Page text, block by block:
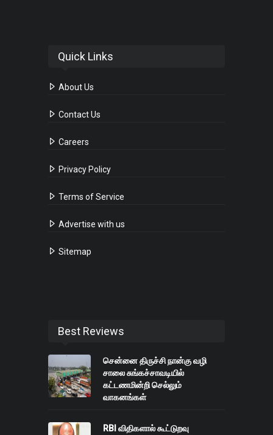
Quick Links
About Us
Contact Us
Careers
Privacy Policy
Terms of Service
Advertise with us
Sitemap
Best Reviews
சென்னை திருச்சி நான்கு வழி
சாலை சுங்கச்சாவடியில்
கட்டணமின்றி செல்லும்
வாகனங்கள்
RBI விதிகளால் கூட்டுறவு